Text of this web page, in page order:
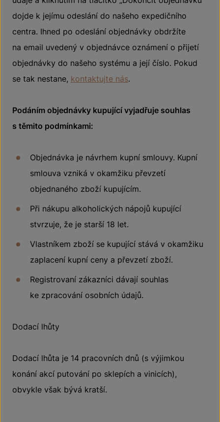
dojde k jejímu odeslání do našeho expedičního
centra. Ihned po odeslání objednávky obdržíte
na email uvedený v objednávce oznámení o přijetí
objednávky do našeho systému a její číslo. Pokud
se tak nestane, kontaktujte nás.
Podáním objednávky kupující vyjadřuje souhlas
s těmito podmínkami:
Objednávka je návrhem kupní smlouvy. Kupní
smlouva vzniká v okamžiku převzetí
objednaného zboží kupujícím.
Při nákupu alkoholických nápojů kupující
stvrzuje, že je starší 18 let.
Vlastníkem zboží se kupující stává v okamžiku
zaplacení kupní ceny a převzetí zboží.
Registrovaní zákazníci dávají souhlas
ke zpracování osobních údajů.
Dodací lhůty
Dodací lhůta je 14 pracovních dnů (s výjimkou
konání akcí putování po sklepích a vinicích),
obvykle však bývá kratší.